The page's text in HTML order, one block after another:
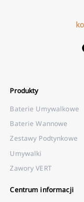
Produkty
Baterie Umywalkowe
Baterie Wannowe
Zestawy Podtynkowe
Umywalki
Zawory VERT
Centrum informacji